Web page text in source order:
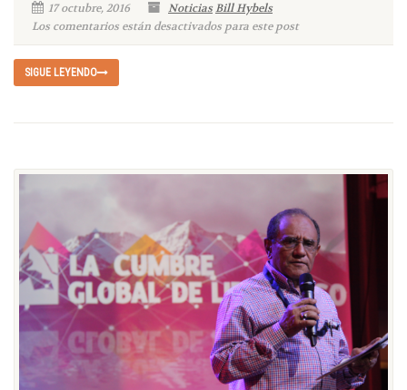
17 octubre, 2016 NoticiasBill Hybels
Los comentarios están desactivados para este post
SIGUE LEYENDO